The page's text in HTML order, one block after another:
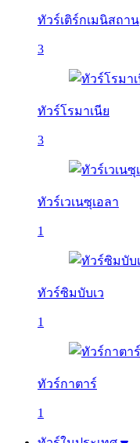
ทัวร์เติร์กเมนิสถาน
3
ทัวร์โรมาเนีย
3
ทัวร์เวเนซุเอลา
1
ทัวร์ซิมบับเว
1
ทัวร์กาตาร์
1